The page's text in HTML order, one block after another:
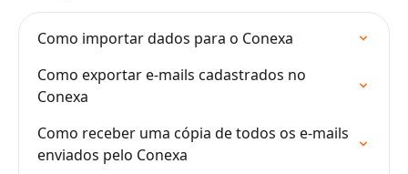
Como importar dados para o Conexa
Como exportar e-mails cadastrados no
Conexa
Como receber uma cópia de todos os e-mails
enviados pelo Conexa